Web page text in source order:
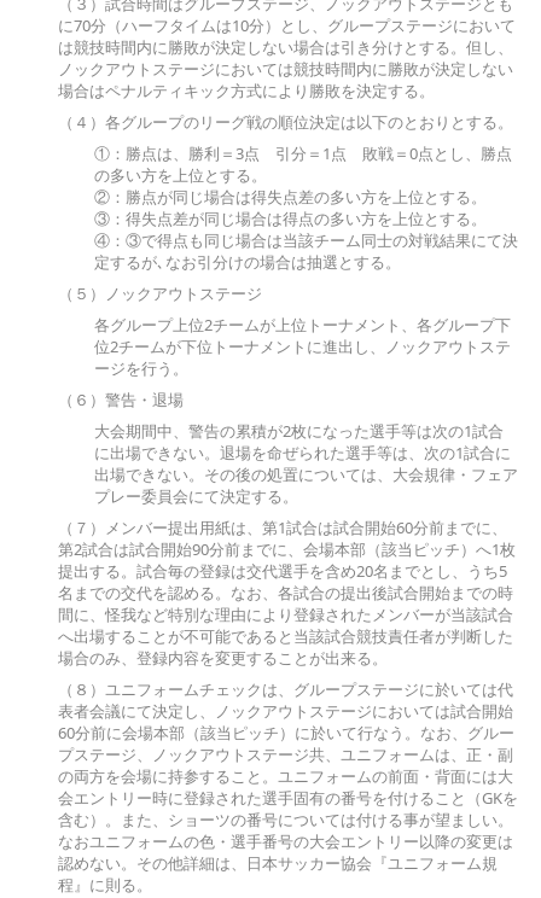
に70分（ハーフタイムは10分）とし、グループステージにおいて
は競技時間内に勝敗が決定しない場合は引き分けとする。但し、
ノックアウトステージにおいては競技時間内に勝敗が決定しない
場合はペナルティキック方式により勝敗を決定する。
（４）各グループのリーグ戦の順位決定は以下のとおりとする。
①：勝点は、勝利＝3点 引分＝1点 敗戦＝0点とし、勝点
の多い方を上位とする。
②：勝点が同じ場合は得失点差の多い方を上位とする。
③：得失点差が同じ場合は得点の多い方を上位とする。
④：③で得点も同じ場合は当該チーム同士の対戦結果にて決
定するが､なお引分けの場合は抽選とする。
（５）ノックアウトステージ
各グループ上位2チームが上位トーナメント、各グループ下
位2チームが下位トーナメントに進出し、ノックアウトステ
ージを行う。
（６）警告・退場
大会期間中、警告の累積が2枚になった選手等は次の1試合
に出場できない。退場を命ぜられた選手等は、次の1試合に
出場できない。その後の処置については、大会規律・フェア
プレー委員会にて決定する。
（７）メンバー提出用紙は、第1試合は試合開始60分前までに、
第2試合は試合開始90分前までに、会場本部（該当ピッチ）へ1枚
提出する。試合毎の登録は交代選手を含め20名までとし、うち5
名までの交代を認める。なお、各試合の提出後試合開始までの時
間に、怪我など特別な理由により登録されたメンバーが当該試合
へ出場することが不可能であると当該試合競技責任者が判断した
場合のみ、登録内容を変更することが出来る。
（８）ユニフォームチェックは、グループステージに於いては代
表者会議にて決定し、ノックアウトステージにおいては試合開始
60分前に会場本部（該当ピッチ）に於いて行なう。なお、グルー
プステージ、ノックアウトステージ共、ユニフォームは、正・副
の両方を会場に持参すること。ユニフォームの前面・背面には大
会エントリー時に登録された選手固有の番号を付けること（GKを
含む）。また、ショーツの番号については付ける事が望ましい。
なおユニフォームの色・選手番号の大会エントリー以降の変更は
認めない。その他詳細は、日本サッカー協会『ユニフォーム規
程』に則る。